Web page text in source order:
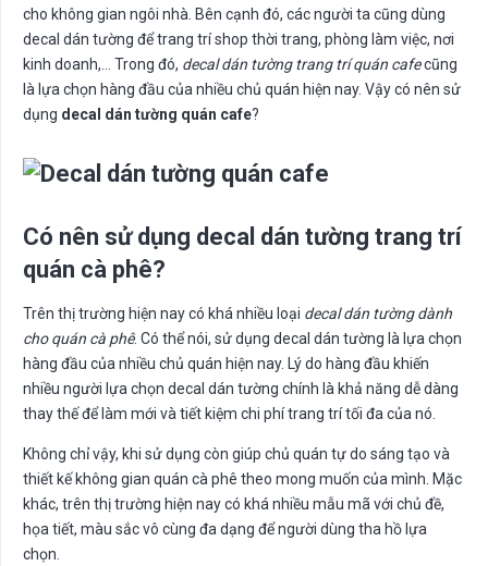
cho không gian ngôi nhà. Bên cạnh đó, các người ta cũng dùng
decal dán tường để trang trí shop thời trang, phòng làm việc, nơi
kinh doanh,… Trong đó, decal dán tường trang trí quán cafecũng
là lựa chọn hàng đầu của nhiều chủ quán hiện nay. Vậy có nên sử
dụng decal dán tường quán cafe?
Có nên sử dụng decal dán tường trang trí
quán cà phê?
Trên thị trường hiện nay có khá nhiều loại decal dán tường dành
cho quán cà phê. Có thể nói, sử dụng decal dán tường là lựa chọn
hàng đầu của nhiều chủ quán hiện nay. Lý do hàng đầu khiến
nhiều người lựa chọn decal dán tường chính là khả năng dễ dàng
thay thế để làm mới và tiết kiệm chi phí trang trí tối đa của nó.
Không chỉ vậy, khi sử dụng còn giúp chủ quán tự do sáng tạo và
thiết kế không gian quán cà phê theo mong muốn của mình. Mặc
khác, trên thị trường hiện nay có khá nhiều mẫu mã với chủ đề,
họa tiết, màu sắc vô cùng đa dạng để người dùng tha hồ lựa
chọn.